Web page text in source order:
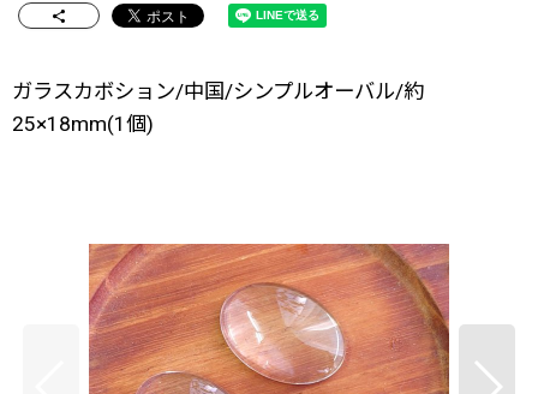
ガラスカボション/中国/シンプルオーバル/約
25×18mm(1個)